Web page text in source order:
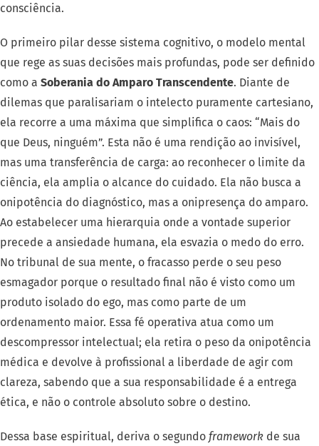
consciência.
O primeiro pilar desse sistema cognitivo, o modelo mental
que rege as suas decisões mais profundas, pode ser definido
como a Soberania do Amparo Transcendente. Diante de
dilemas que paralisariam o intelecto puramente cartesiano,
ela recorre a uma máxima que simplifica o caos: “Mais do
que Deus, ninguém”. Esta não é uma rendição ao invisível,
mas uma transferência de carga: ao reconhecer o limite da
ciência, ela amplia o alcance do cuidado. Ela não busca a
onipotência do diagnóstico, mas a onipresença do amparo.
Ao estabelecer uma hierarquia onde a vontade superior
precede a ansiedade humana, ela esvazia o medo do erro.
No tribunal de sua mente, o fracasso perde o seu peso
esmagador porque o resultado final não é visto como um
produto isolado do ego, mas como parte de um
ordenamento maior. Essa fé operativa atua como um
descompressor intelectual; ela retira o peso da onipotência
médica e devolve à profissional a liberdade de agir com
clareza, sabendo que a sua responsabilidade é a entrega
ética, e não o controle absoluto sobre o destino.
Dessa base espiritual, deriva o segundo framework de sua